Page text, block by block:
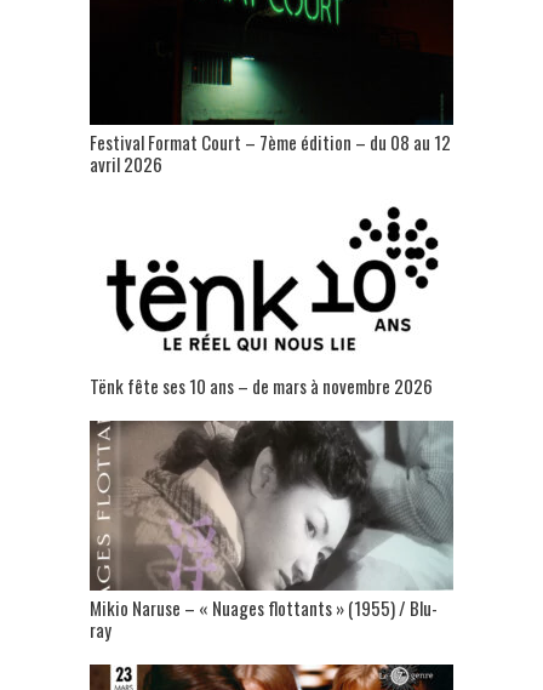
Festival Format Court – 7ème édition – du 08 au 12
avril 2026
Tënk fête ses 10 ans – de mars à novembre 2026
Mikio Naruse – « Nuages flottants » (1955) / Blu-
ray